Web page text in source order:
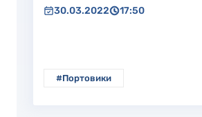
30.03.2022 17:50
#Портовики